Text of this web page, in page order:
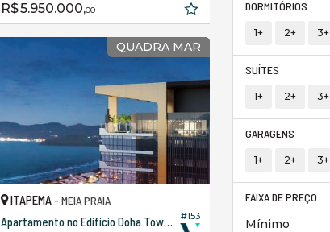
DORMITÓRIOS
1+ 2+ 3+
SUÍTES
1+ 2+ 3+
GARAGENS
1+ 2+ 3+
FAIXA DE PREÇO
Mínimo
R$ 5.950.000,00
QUADRA MAR
#153
ITAPEMA - MEIA PRAIA
Apartamento no Edifício Doha Tower Residence